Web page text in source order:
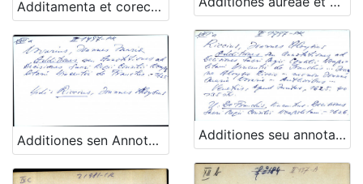
Additamenta et corectiones ad Promptam bibliothecam Lucii Ferraris
Additiones sen Annotationes ad Decisiones Sacri Regii Consilii. Neapolitani Vincentii de Franchis. - UPUTNICA adligata Additiones seu annotationes ad Decisiones Sacri Regii Consilii. Neapolitani Vincentii de Franchis ... Joanna Aloysio Riccio ... nec non Joanne Maria Novaria ... Anthoribus ...